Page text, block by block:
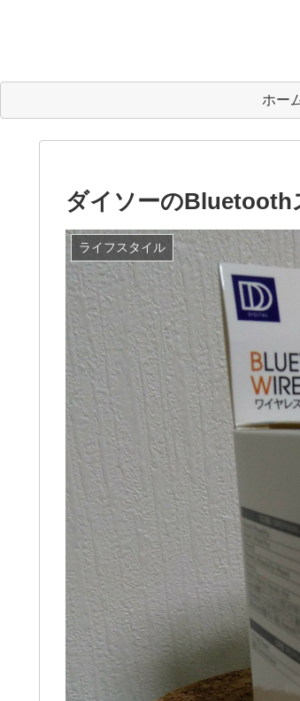
ホー
ダイソーのBluetooth
ライフスタイル